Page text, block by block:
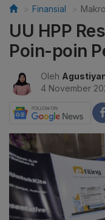
Finansial Makro
UU HPP
Poin-poin
Oleh
4 November